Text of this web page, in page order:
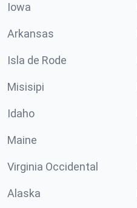
Iowa
Arkansas
Isla de Rode
Misisipi
Idaho
Maine
Virginia Occidental
Alaska